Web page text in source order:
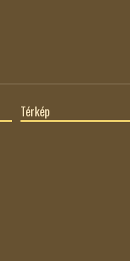
Térkép